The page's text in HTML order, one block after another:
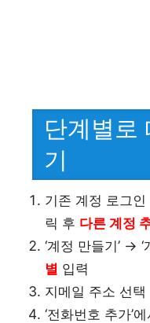
단계별로
기
기존 계정 로그
릭 후 다른 계정
‘계정 만들기’ →
별 입력
지메일 주소 선
‘전화번호 추가’에